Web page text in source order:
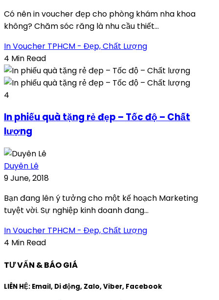
Có nên in voucher đẹp cho phòng khám nha khoa
không? Chăm sóc răng là nhu cầu thiết...
In Voucher TPHCM - Đẹp, Chất Lượng
4 Min Read
4
In phiếu quà tặng rẻ đẹp – Tốc độ – Chất
lượng
Duyên Lê
9 June, 2018
Bạn đang lên ý tưởng cho một kế hoạch Marketing
tuyệt vời. Sự nghiệp kinh doanh đang...
In Voucher TPHCM - Đẹp, Chất Lượng
4 Min Read
TƯ VẤN & BÁO GIÁ
LIÊN HỆ: Email, Di động, Zalo, Viber, Facebook